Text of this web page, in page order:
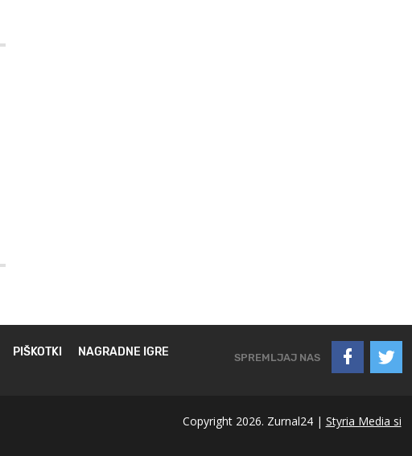
PIŠKOTKI
NAGRADNE IGRE
SPREMLJAJ NAS
Copyright 2026. Zurnal24 | Styria Media si